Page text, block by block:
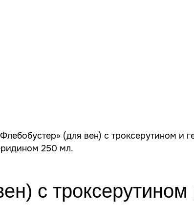
(для вен) с троксерутином и
с